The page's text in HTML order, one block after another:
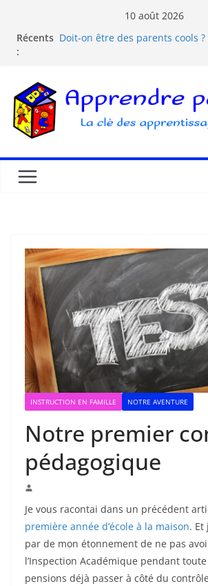
10 août 2026
Récents
:
Doit-on être des parents cools ?
La pédagogie Montessori est-
INSTRUCTION EN FAMILLE NOTRE AVENTURE
Notre premier
pédagogique
Je vous racontai dans un précédent
première année d’école à la maison. Et
par de mon étonnement de ne pas
l’Inspection Académique pendant toute
pensions déjà passer à côté du